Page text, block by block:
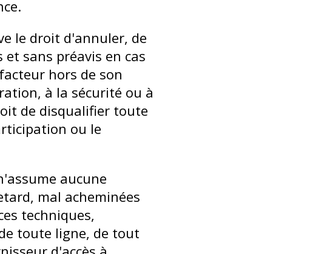
le droit d'annuler, de
sans préavis en cas
hors de son
à la sécurité ou à
de disqualifier toute
ou le
aucune
mal acheminées
techniques,
toute ligne, de tout